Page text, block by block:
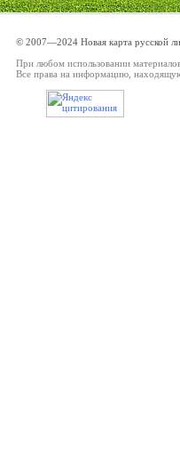
© 2007—2024 Новая карта русской
При любом использовании
Все права на информацию,